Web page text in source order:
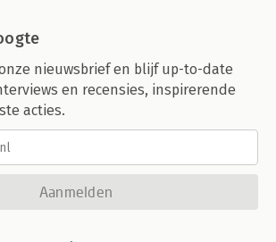
nieuwsbrief en blijf up-to-date
en recensies, inspirerende
acties.
Aanmelden